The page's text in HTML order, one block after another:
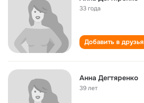
33 года
Добавить в друзья
Анна Дегтяренко
39 лет